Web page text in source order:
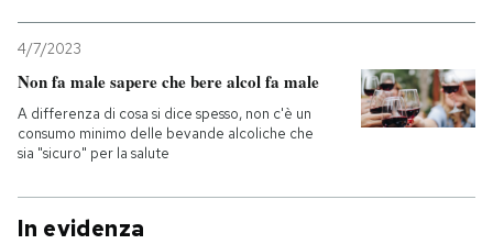
4/7/2023
Non fa male sapere che bere alcol fa male
A differenza di cosa si dice spesso, non c'è un
consumo minimo delle bevande alcoliche che
sia "sicuro" per la salute
In evidenza